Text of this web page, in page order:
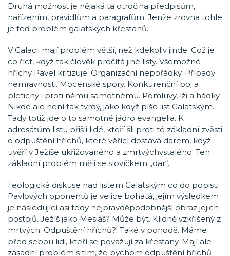
Druhá možnost je nějaká ta otročina předpisům,
nařízením, pravidlům a paragrafům. Jenže zrovna tohle
je teď problém galatských křesťanů.
V Galacii mají problém větší, než kdekoliv jinde. Což je
co říct, když tak člověk pročítá jiné listy. Všemožné
hříchy Pavel kritizuje. Organizační nepořádky. Případy
nemravnosti. Mocenské spory. Konkurenční boj a
pletichy i proti němu samotnému. Pomluvy, lži a hádky.
Nikde ale není tak tvrdý, jako když píše list Galatským.
Tady totiž jde o to samotné jádro evangelia. K
adresátům listu přišli lidé, kteří šli proti té základní zvěsti
o odpuštění hříchů, které věřící dostává darem, když
uvěří v Ježíše ukřižovaného a zmrtvýchvstalého. Ten
základní problém měli se slovíčkem „dar“.
Teologická diskuse nad listem Galatským co do popisu
Pavlových oponentů je velice bohatá, jejím výsledkem
je následující asi tedy nejpravděpodobnější obraz jejich
postojů. Ježíš jako Mesiáš? Může být. Klidně vzkříšený z
mrtvých. Odpuštění hříchů?! Také v pohodě. Máme
před sebou lidi, kteří se považují za křesťany. Mají ale
zásadní problém s tím, že bychom odpuštění hříchů